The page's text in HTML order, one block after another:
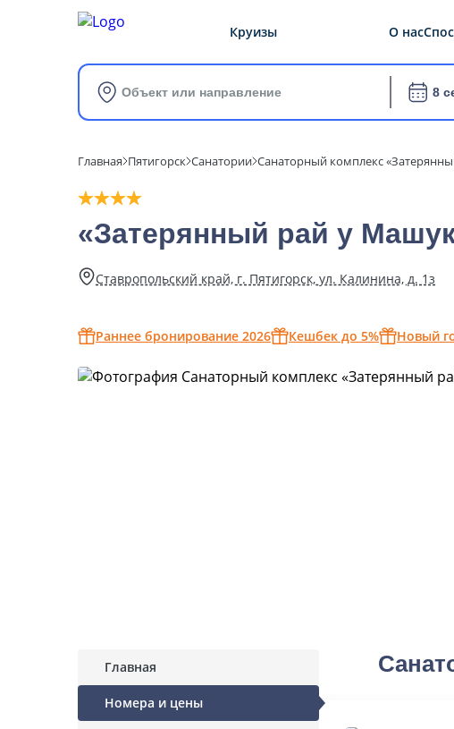
Круизы О нас
Объект или направление 8
Главная Пятигорск Санатории Санаторный комплекс
«Затерянный рай у
Ставропольский край, г. Пятигорск, ул. Калинина, д. 1з
Раннее бронирование 2026 Кешбек до 5% Новый
Главная
Номера и цены